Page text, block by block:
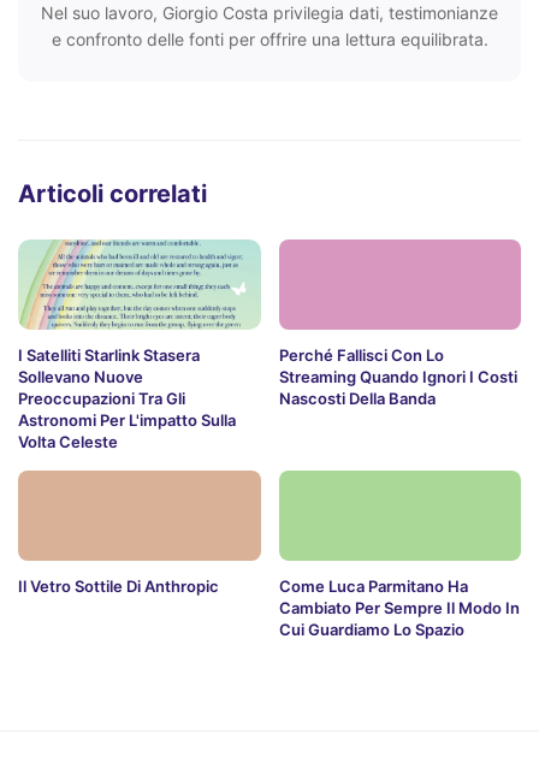
Nel suo lavoro, Giorgio Costa privilegia dati, testimonianze
e confronto delle fonti per offrire una lettura equilibrata.
Articoli correlati
I Satelliti Starlink Stasera
Sollevano Nuove
Preoccupazioni Tra Gli
Astronomi Per L'impatto Sulla
Volta Celeste
Perché Fallisci Con Lo
Streaming Quando Ignori I Costi
Nascosti Della Banda
Il Vetro Sottile Di Anthropic
Come Luca Parmitano Ha
Cambiato Per Sempre Il Modo In
Cui Guardiamo Lo Spazio